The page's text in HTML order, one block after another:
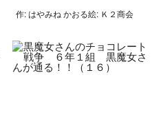
作: はやみね かおる絵: Ｋ２商会